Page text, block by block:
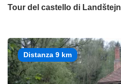
Tour del castello di Landštejn
Distanza 9 km